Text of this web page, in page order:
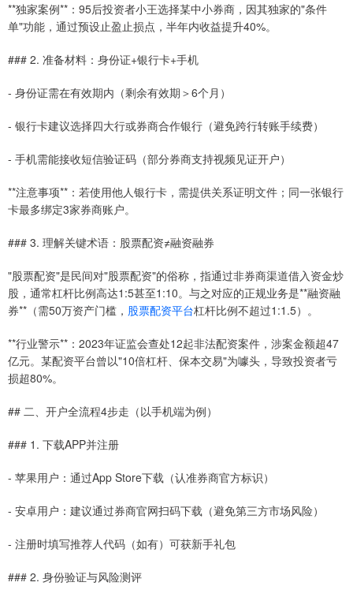
**独家案例**：95后投资者小王选择某中小券商，因其独家的"条件
单"功能，通过预设止盈止损点，半年内收益提升40%。
### 2. 准备材料：身份证+银行卡+手机
- 身份证需在有效期内（剩余有效期＞6个月）
- 银行卡建议选择四大行或券商合作银行（避免跨行转账手续费）
- 手机需能接收短信验证码（部分券商支持视频见证开户）
**注意事项**：若使用他人银行卡，需提供关系证明文件；同一张银行
卡最多绑定3家券商账户。
### 3. 理解关键术语：股票配资≠融资融券
"股票配资"是民间对"股票配资"的俗称，指通过非券商渠道借入资金炒
股，通常杠杆比例高达1:5甚至1:10。与之对应的正规业务是**融资融
券**（需50万资产门槛， 股票配资平台杠杆比例不超过1:1.5）。
**行业警示**：2023年证监会查处12起非法配资案件，涉案金额超47
亿元。某配资平台曾以"10倍杠杆、保本交易"为噱头，导致投资者亏
损超80%。
## 二、开户全流程4步走（以手机端为例）
### 1. 下载APP并注册
- 苹果用户：通过App Store下载（认准券商官方标识）
- 安卓用户：建议通过券商官网扫码下载（避免第三方市场风险）
- 注册时填写推荐人代码（如有）可获新手礼包
### 2. 身份验证与风险测评